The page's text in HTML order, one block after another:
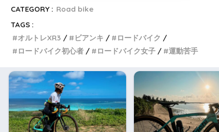
CATEGORY : Road bike
TAGS :
オルトレXR3
ビアンキ
ロードバイク
ロードバイク初心者
ロードバイク女子 運動苦手